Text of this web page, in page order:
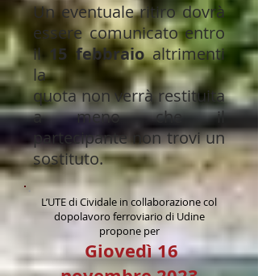
Un eventuale ritiro dovrà
essere comunicato entro
il 15 febbraioaltrimenti
la
quota non verrà restituita
a meno che il
partecipante non trovi un
sostituto.
L’UTE di Cividale in collaborazione col
dopolavoro ferroviario di Udine
propone per
Giovedì 16